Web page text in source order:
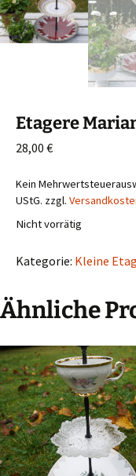
Etagere
28,00 €
Kein
UStG. zzgl.
Nicht vorrätig
Kategorie: Kleine
Ähnliche